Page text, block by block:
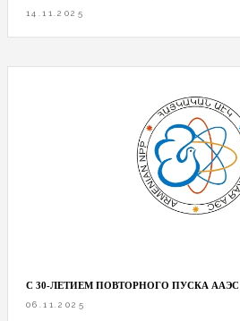
14.11.2025
С 30-ЛЕТИЕМ ПОВТОРНОГО ПУСКА ААЭС
06.11.2025